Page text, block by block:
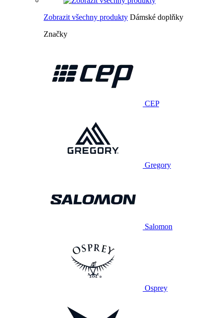
Zobrazit všechny produkty Dámské doplňky
Značky
CEP
Gregory
Salomon
Osprey